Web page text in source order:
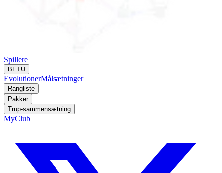
Spillere
BETU
EvolutionerMålsætninger
Rangliste
Pakker
Trup-sammensætning
MyClub